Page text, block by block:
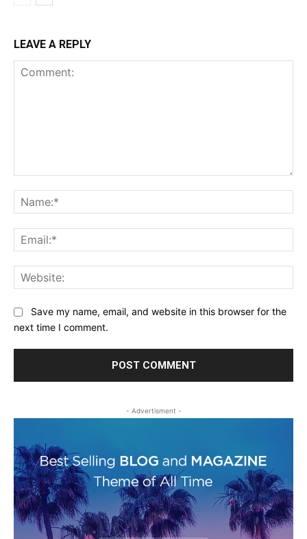
LEAVE A REPLY
Save my name, email, and website in this browser for the
next time I comment.
- Advertisment -